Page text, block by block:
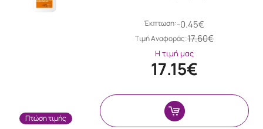
Πτώση τιμής
Έκπτωση:-0.45€
Tιμή Αναφοράς:17.60€
Η τιμή μας
17.15€